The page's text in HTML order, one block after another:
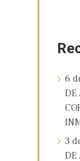
6
DE
3
DE